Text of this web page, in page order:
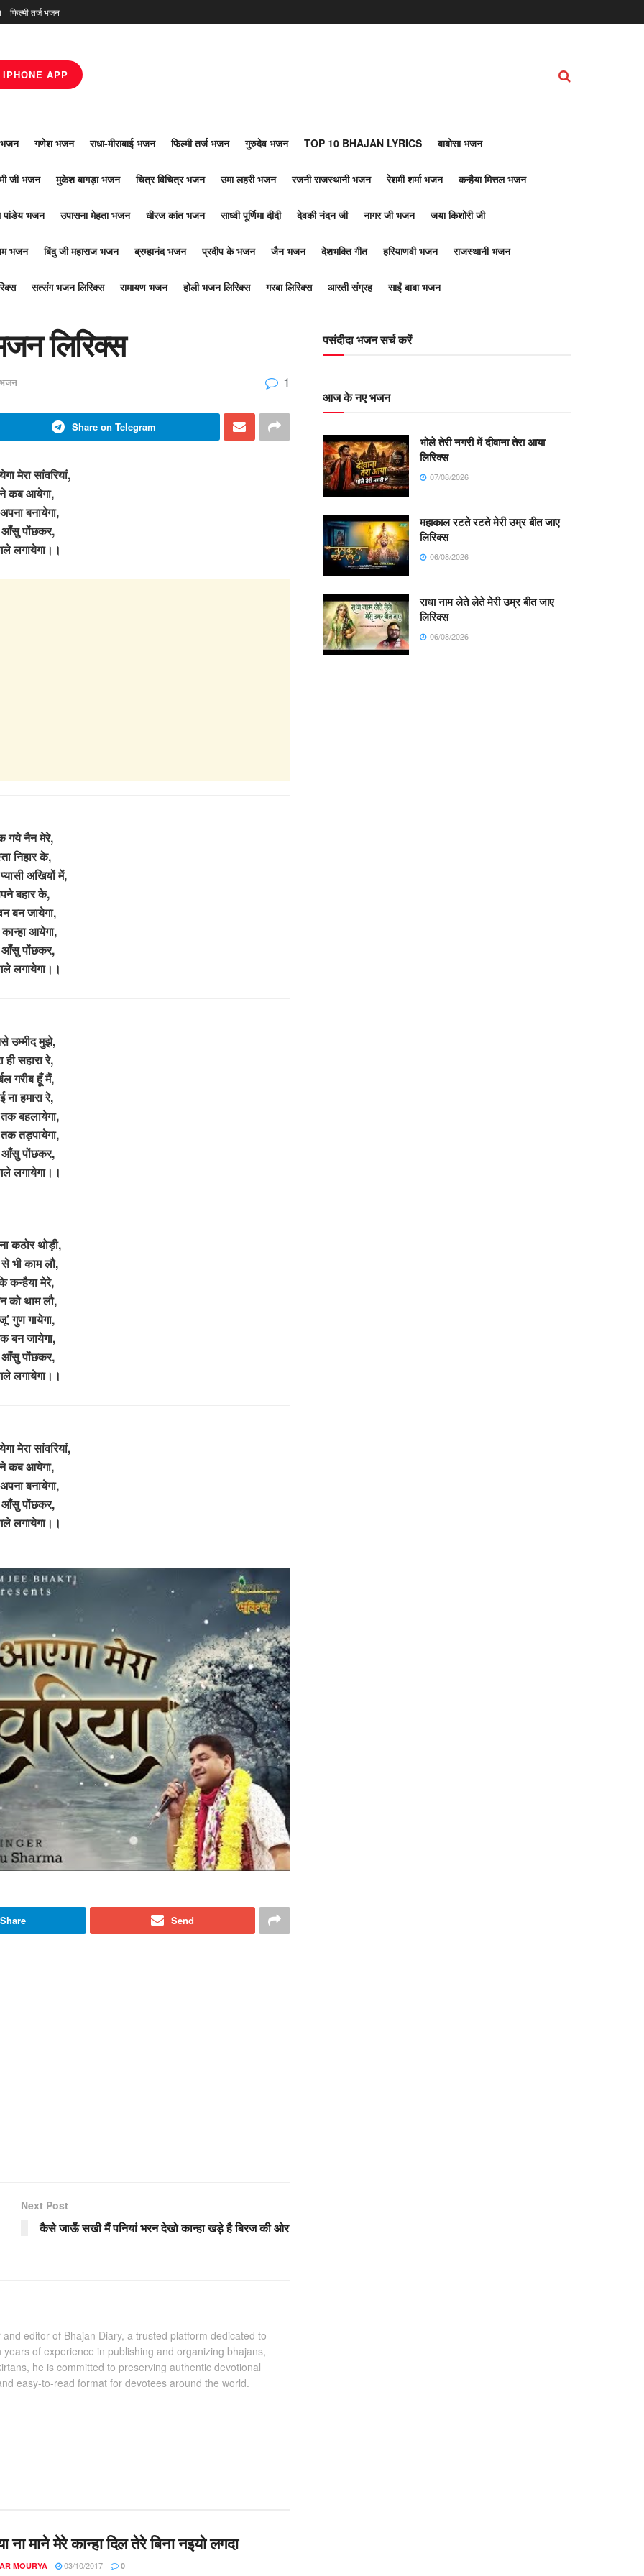
फिल्मी तर्ज भजन
IPHONE APP
भजन गणेश भजन राधा-मीराबाई भजन फिल्मी तर्ज भजन गुरुदेव भजन TOP 10 BHAJAN LYRICS बाबोसा भजन
जी भजन मुकेश बागड़ा भजन चित्र विचित्र भजन उमा लहरी भजन रजनी राजस्थानी भजन रेशमी शर्मा भजन कन्हैया मित्तल भजन
पांडेय भजन उपासना मेहता भजन धीरज कांत भजन साध्वी पूर्णिमा दीदी देवकी नंदन जी नागर जी भजन जया किशोरी जी
भजन बिंदु जी महाराज भजन ब्रम्हानंद भजन प्रदीप के भजन जैन भजन देशभक्ति गीत हरियाणवी भजन राजस्थानी भजन
सत्संग भजन लिरिक्स रामायण भजन होली भजन लिरिक्स गरबा लिरिक्स आरती संग्रह साईं बाबा भजन
लिरिक्स
1
Share on Telegram
मेरा सांवरियां,
कब आयेगा,
बनायेगा,
आँसु पोंछकर,
लगायेगा।।
गये नैन मेरे,
निहार के,
अखियों में,
बहार के,
बन जायेगा,
आयेगा,
आँसु पोंछकर,
लगायेगा।।
उम्मीद मुझे,
ही सहारा रे,
गरीब हूँ मैं,
ना हमारा रे,
बहलायेगा,
तड़पायेगा,
आँसु पोंछकर,
लगायेगा।।
कठोर थोड़ी,
भी काम लौ,
कन्हैया मेरे,
को थाम लौ,
गुण गायेगा,
बन जायेगा,
आँसु पोंछकर,
लगायेगा।।
मेरा सांवरियां,
कब आयेगा,
बनायेगा,
आँसु पोंछकर,
लगायेगा।।
Share Send
Next Post
कैसे जाऊँ सखी मैं पनियां भरन देखो कान्हा खड़े है बिरज की ओर
editor of Bhajan Diary, a trusted platform dedicated to
of experience in publishing and organizing bhajans,
he is committed to preserving authentic devotional
easy-to-read format for devotees around the world.
ना माने मेरे कान्हा दिल तेरे बिना नइयो लगदा
MOURYA 03/10/2017 0
पसंदीदा भजन सर्च करें
आज के नए भजन
भोले तेरी नगरी में दीवाना तेरा आया
लिरिक्स
07/08/2026
महाकाल रटते रटते मेरी उम्र बीत जाए
लिरिक्स
06/08/2026
राधा नाम लेते लेते मेरी उम्र बीत जाए
लिरिक्स
06/08/2026